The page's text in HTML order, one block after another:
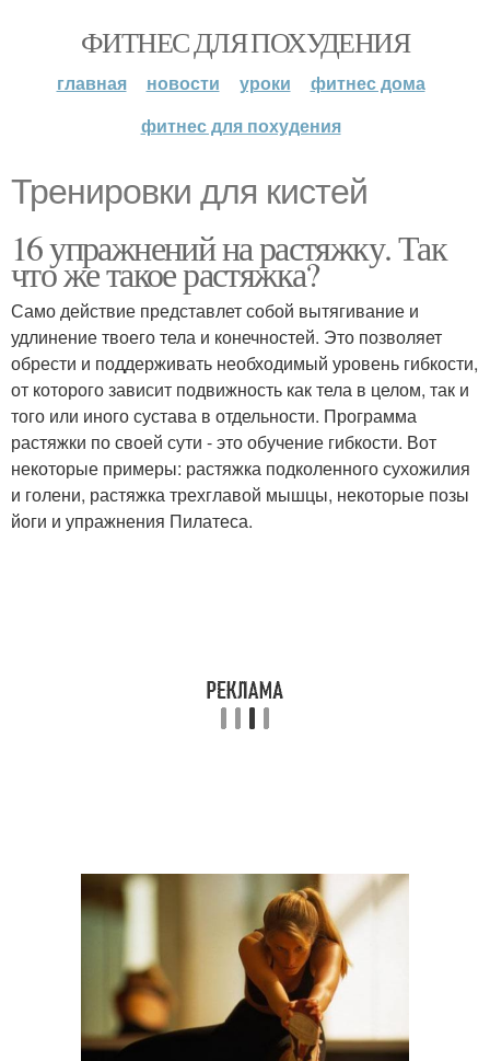
ФИТНЕС ДЛЯ ПОХУДЕНИЯ
главная новости уроки
фитнес дома
фитнес для похудения
Тренировки для кистей
16 упражнений на растяжку. Так
что же такое растяжка?
Само действие представлет собой вытягивание и
удлинение твоего тела и конечностей. Это позволяет
обрести и поддерживать необходимый уровень гибкости,
от которого зависит подвижность как тела в целом, так и
того или иного сустава в отдельности. Программа
растяжки по своей сути - это обучение гибкости. Вот
некоторые примеры: растяжка подколенного сухожилия
и голени, растяжка трехглавой мышцы, некоторые позы
йоги и упражнения Пилатеса.